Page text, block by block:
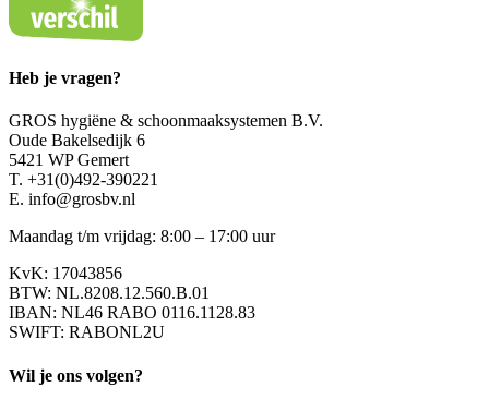
Heb je vragen?
GROS hygiëne & schoonmaaksystemen B.V.
Oude Bakelsedijk 6
5421 WP Gemert
T. +31(0)492-390221
E. info@grosbv.nl
Maandag t/m vrijdag: 8:00 – 17:00 uur
KvK: 17043856
BTW: NL.8208.12.560.B.01
IBAN: NL46 RABO 0116.1128.83
SWIFT: RABONL2U
Wil je ons volgen?